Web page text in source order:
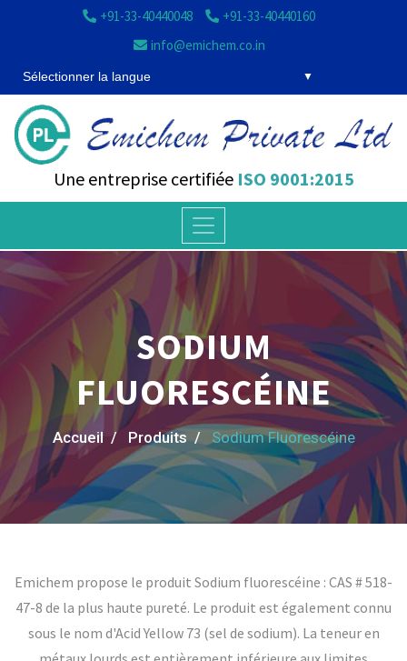
+91-33-40440048
+91-33-40440160
info@emichem.co.in
Sélectionner la langue
Une entreprise certifiée ISO 9001:2015
SODIUM
FLUORESCÉINE
Accueil / Produits / Sodium Fluorescéine
Emichem propose le produit Sodium fluorescéine : CAS # 518-
47-8 de la plus haute pureté. Le produit est également connu
sous le nom d'Acid Yellow 73 (sel de sodium). La teneur en